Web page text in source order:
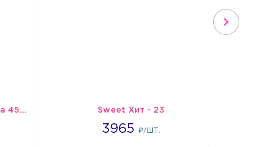
Шарик-открытка "Звезда 45 см" №1 Sweet Хит - 23
3965 ₽/ШТ.
3965